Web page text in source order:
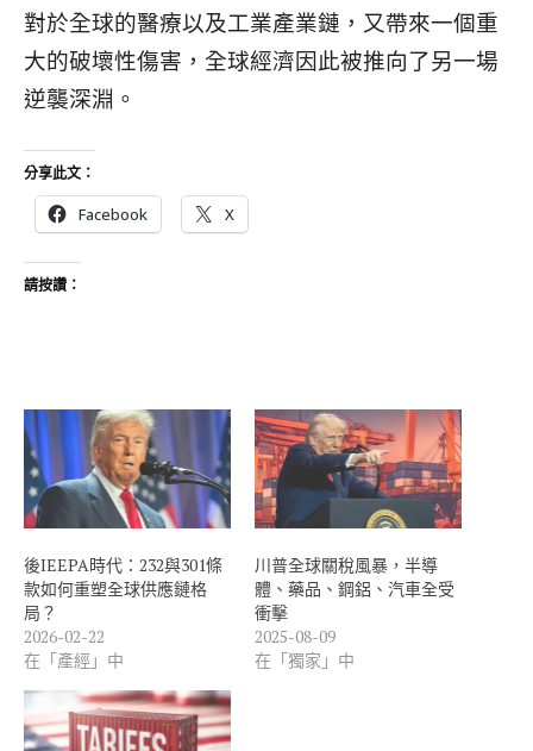
對於全球的醫療以及工業產業鏈，又帶來一個重
大的破壞性傷害，全球經濟因此被推向了另一場
逆襲深淵。
分享此文：
Facebook X
請按讚：
後IEEPA時代：232與301條
款如何重塑全球供應鏈格
局？
2026-02-22
在「產經」中
川普全球關稅風暴，半導
體、藥品、鋼鋁、汽車全受
衝擊
2025-08-09
在「獨家」中